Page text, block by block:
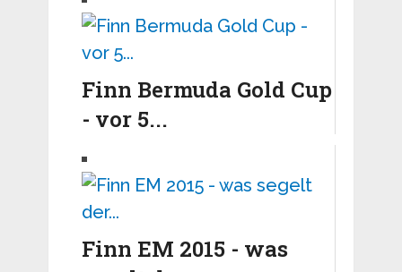
Finn Bermuda Gold Cup
- vor 5...
Finn EM 2015 - was